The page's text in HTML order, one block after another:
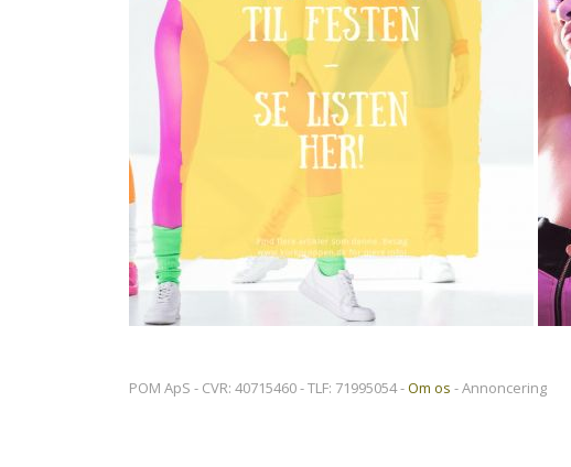
POM ApS - CVR: 40715460 - TLF: 71995054 -Om os - Annoncering